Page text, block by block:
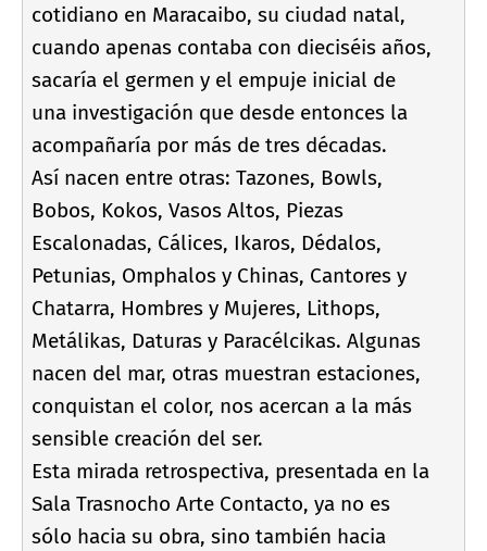
cotidiano en Maracaibo, su ciudad natal,
cuando apenas contaba con dieciséis años,
sacarí­a el germen y el empuje inicial de
una investigación que desde entonces la
acompañarí­a por más de tres décadas.
Así­ nacen entre otras: Tazones, Bowls,
Bobos, Kokos, Vasos Altos, Piezas
Escalonadas, Cálices, Ikaros, Dédalos,
Petunias, Omphalos y Chinas, Cantores y
Chatarra, Hombres y Mujeres, Lithops,
Metálikas, Daturas y Paracélcikas. Algunas
nacen del mar, otras muestran estaciones,
conquistan el color, nos acercan a la más
sensible creación del ser.
Esta mirada retrospectiva, presentada en la
Sala Trasnocho Arte Contacto, ya no es
sólo hacia su obra, sino también hacia